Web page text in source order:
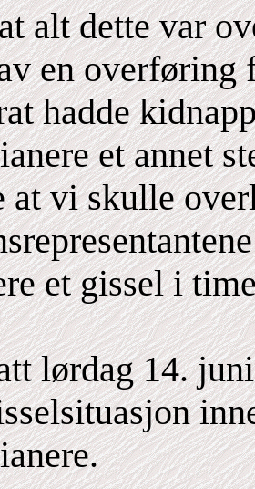
alt dette var
en overføring
hadde
et annet
at vi skulle
et gissel i
lørdag 14.